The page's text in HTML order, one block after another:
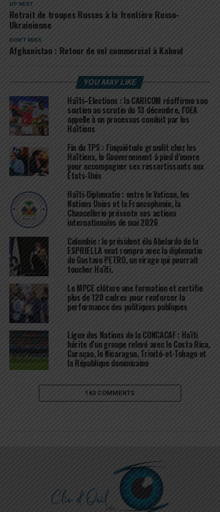
UP NEXT
Retrait de troupes Russes à la frontière Russo-
Ukrainienne
DON'T MISS
Afghanistan : Retour de vol commercial à Kaboul
YOU MAY LIKE
Haïti–Élections : la CARICOM réaffirme son
soutien au scrutin du 13 décembre, l’OEA
appelle à un processus conduit par les
Haïtiens
Fin du TPS : l’inquiétude grandit chez les
Haïtiens, le Gouvernement à pied d’œuvre
pour accompagner ses ressortissants aux
États-Unis
Haïti-Diplomatie : entre le Vatican, les
Nations Unies et la Francophonie, la
Chancellerie présente ses actions
internationales de mai 2026
Colombie : le président élu Abelardo de la
ESPRIELLA veut rompre avec la diplomatie
de Gustavo PETRO, un virage qui pourrait
toucher Haïti.
Le MPCE clôture une formation et certifie
plus de 120 cadres pour renforcer la
performance des politiques publiques
Ligue des Nations de la CONCACAF : Haïti
hérite d’un groupe relevé avec le Costa Rica,
Curaçao, le Nicaragua, Trinité-et-Tobago et
la République dominicaine
163 COMMENTS